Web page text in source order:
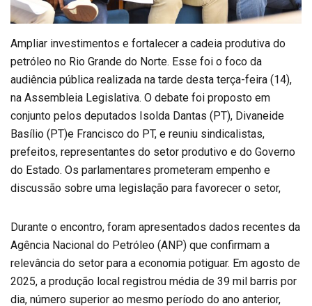
Ampliar investimentos e fortalecer a cadeia produtiva do
petróleo no Rio Grande do Norte. Esse foi o foco da
audiência pública realizada na tarde desta terça-feira (14),
na Assembleia Legislativa. O debate foi proposto em
conjunto pelos deputados Isolda Dantas (PT), Divaneide
Basílio (PT)e Francisco do PT, e reuniu sindicalistas,
prefeitos, representantes do setor produtivo e do Governo
do Estado. Os parlamentares prometeram empenho e
discussão sobre uma legislação para favorecer o setor,
Durante o encontro, foram apresentados dados recentes da
Agência Nacional do Petróleo (ANP) que confirmam a
relevância do setor para a economia potiguar. Em agosto de
2025, a produção local registrou média de 39 mil barris por
dia, número superior ao mesmo período do ano anterior,